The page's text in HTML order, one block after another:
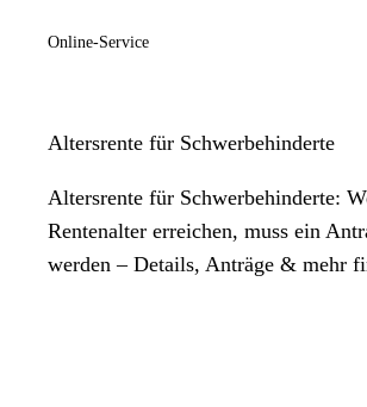
Online-Service
Altersrente für Schwerbehinderte
Altersrente für Schwerbehinderte:
Rentenalter erreichen, muss ein
werden – Details, Anträge & mehr